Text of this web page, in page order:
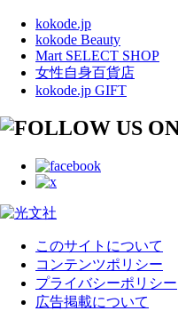
kokode.jp
kokode Beauty
Mart SELECT SHOP
女性自身百貨店
kokode.jp GIFT
このサイトについて
コンテンツポリシー
プライバシーポリシー
広告掲載について